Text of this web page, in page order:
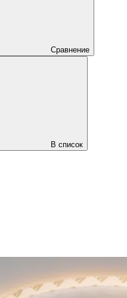
Сравнение
В список